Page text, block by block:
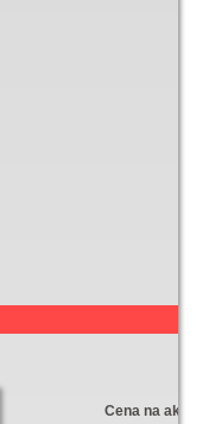
Cena na akciji: